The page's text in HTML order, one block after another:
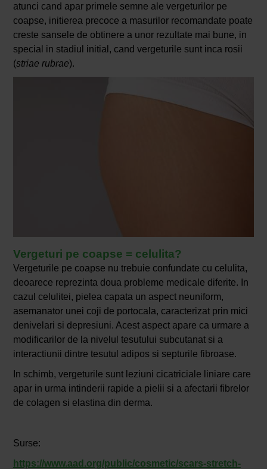
atunci cand apar primele semne ale vergeturilor pe
coapse, initierea precoce a masurilor recomandate poate
creste sansele de obtinere a unor rezultate mai bune, in
special in stadiul initial, cand vergeturile sunt inca rosii
(striae rubrae).
Vergeturi pe coapse = celulita?
Vergeturile pe coapse nu trebuie confundate cu celulita,
deoarece reprezinta doua probleme medicale diferite. In
cazul celulitei, pielea capata un aspect neuniform,
asemanator unei coji de portocala, caracterizat prin mici
denivelari si depresiuni. Acest aspect apare ca urmare a
modificarilor de la nivelul tesutului subcutanat si a
interactiunii dintre tesutul adipos si septurile fibroase.
In schimb, vergeturile sunt leziuni cicatriciale liniare care
apar in urma intinderii rapide a pielii si a afectarii fibrelor
de colagen si elastina din derma.
Surse:
https://www.aad.org/public/cosmetic/scars-stretch-